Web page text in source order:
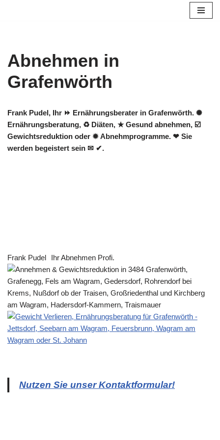
Abnehmen in
Grafenwörth
Frank Pudel, Ihr ⏩ Ernährungsberater in Grafenwörth. ✺
Ernährungsberatung, ♻ Diäten, ★ Gesund abnehmen, ☑️
Gewichtsreduktion oder ✹ Abnehmprogramme. ❤ Sie
werden begeistert sein ✉ ✔.
Frank Pudel Ihr Abnehmen Profi.
Nutzen Sie unser Kontaktformular!